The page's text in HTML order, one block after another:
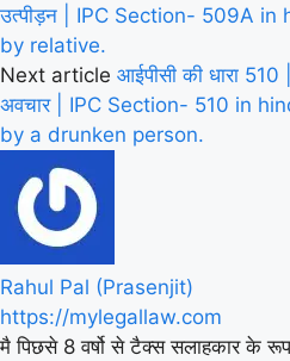
उत्पीड़न | IPC Section- 509A
by relative.
Next article आईपीसी की धारा 510
अवचार | IPC Section- 510 in
by a drunken person.
Rahul Pal (Prasenjit)
https://mylegallaw.com
मै पिछसे 8 वर्षो से टैक्स सलाहकार के